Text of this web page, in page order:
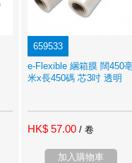
659533
e-Flexible 綑箱膜 闊450
米x長450碼 芯3吋 透明
HK$ 57.00 / 卷
加入購物車